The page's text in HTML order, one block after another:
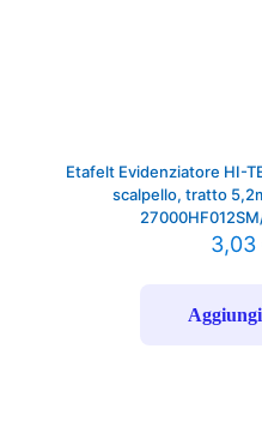
Etafelt Evidenziatore HI-
scalpello, tratto
3,03